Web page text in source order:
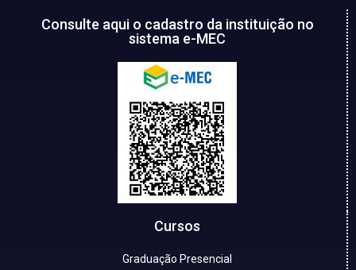
Consulte aqui o cadastro da instituição no
sistema e-MEC
Cursos
Graduação Presencial